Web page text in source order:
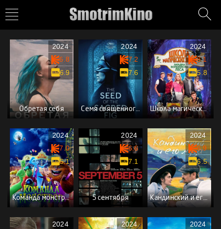
Обретая себя
2024
6.8
6.9
Семя священного инжира
2024
7.2
7.6
Школа магических зверей. Загадка волшебного леса
2024
8.1
5.8
Команда монстров
2024
7.0
5.1
5 сентября
2024
6.6
7.1
Кандинский и его муза
2024
6.9
6.5
2024
2024
2024